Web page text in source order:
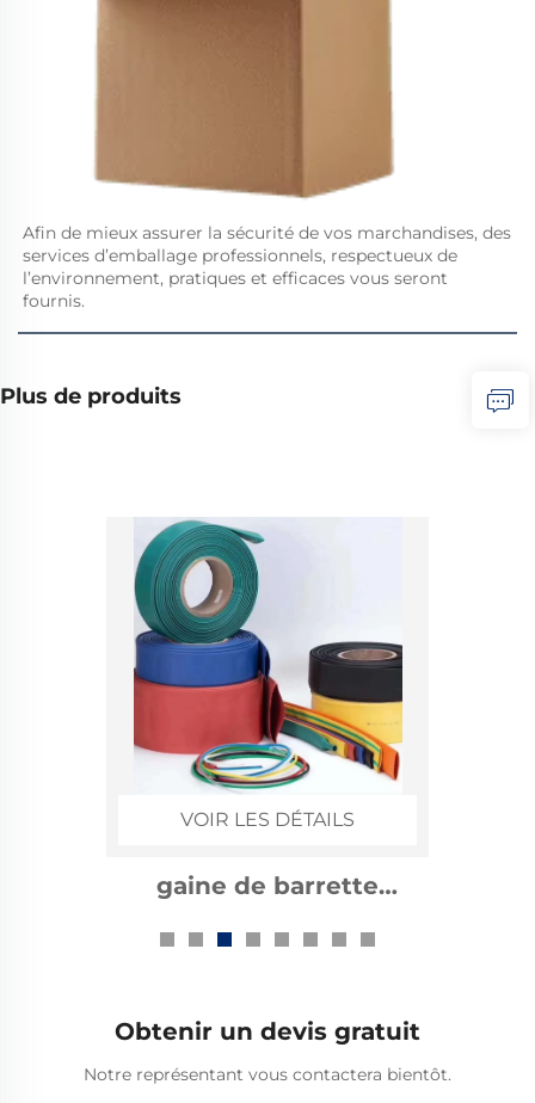
Afin de mieux assurer la sécurité de vos marchandises, des
services d’emballage professionnels, respectueux de
l’environnement, pratiques et efficaces vous seront
fournis.
Plus de produits
10kv
Obtenir un devis gratuit
Notre représentant vous contactera bientôt.